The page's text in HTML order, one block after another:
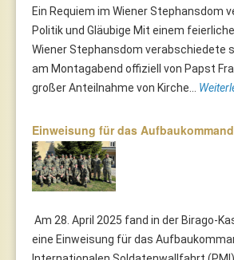
Ein Requiem im Wiener Stephansdom
Politik und Gläubige Mit einem
Wiener Stephansdom verabschiedete
am Montagabend offiziell von Papst
großer Anteilnahme von Kirche...
Einweisung für das
Am 28. April 2025 fand in der Birago-
eine Einweisung für das